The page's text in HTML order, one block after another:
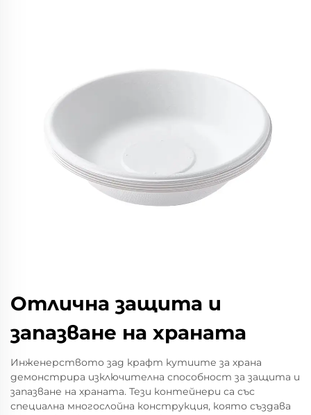
Отлична защита и
запазване на храната
Инженерството зад крафт кутиите за храна
демонстрира изключителна способност за защита и
запазване на храната. Тези контейнери са със
специална многослойна конструкция, която създава